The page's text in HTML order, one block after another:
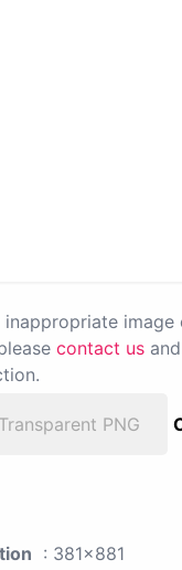
image
contact us
PNG
: 381x881